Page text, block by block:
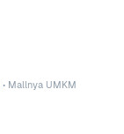
• Mallnya UMKM